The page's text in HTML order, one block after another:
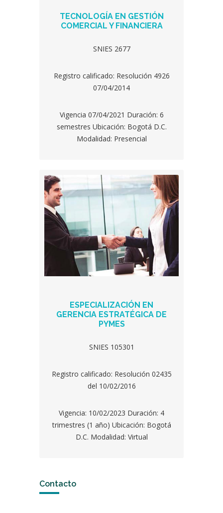
TECNOLOGÍA EN GESTIÓN
COMERCIAL Y FINANCIERA
SNIES 2677
Registro calificado: Resolución 4926
07/04/2014
Vigencia 07/04/2021 Duración: 6
semestres Ubicación: Bogotá D.C.
Modalidad: Presencial
ESPECIALIZACIÓN EN
GERENCIA ESTRATÉGICA DE
PYMES
SNIES 105301
Registro calificado: Resolución 02435
del 10/02/2016
Vigencia: 10/02/2023 Duración: 4
trimestres (1 año) Ubicación: Bogotá
D.C. Modalidad: Virtual
Contacto